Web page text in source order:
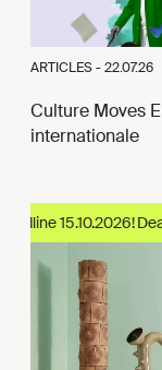
ARTICLES -22.07.26
Culture Moves
internationale
15.10.2026!